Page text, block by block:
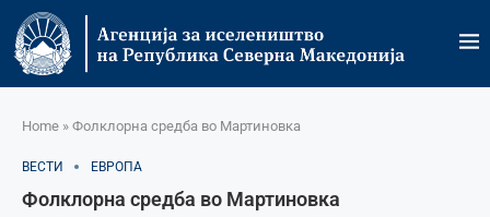
Home » Фолклорна средба во Мартиновка
ВЕСТИ ЕВРОПА
Фолклорна средба во Мартиновка